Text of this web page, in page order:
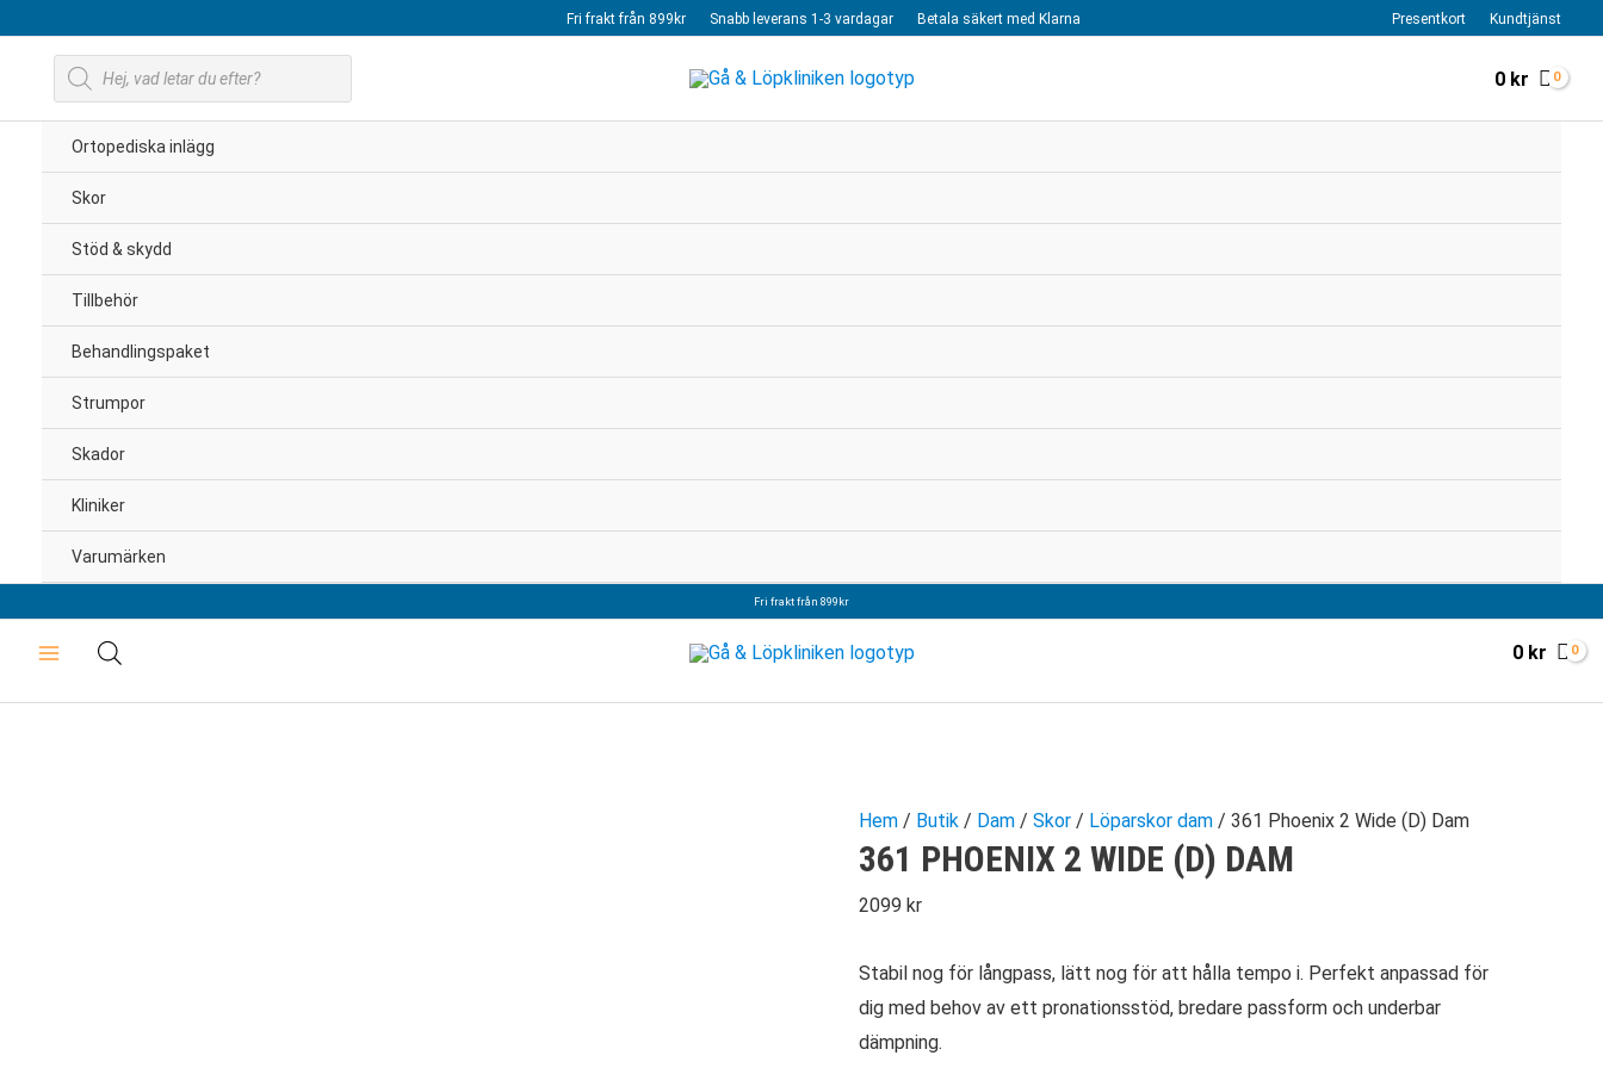
Fri frakt från 899kr Snabb leverans 1-3 vardagar Betala säkert med Klarna Presentkort Kundtjänst
Produktsökning
0 kr
Ortopediska inlägg
Skor
Stöd & skydd
Tillbehör
Behandlingspaket
Strumpor
Skador
Kliniker
Varumärken
Fri frakt från 899kr
0 kr
Hem / Butik / Dam / Skor / Löparskor dam / 361 Phoenix 2 Wide (D) Dam
361 PHOENIX 2 WIDE (D) DAM
2099 kr
Stabil nog för långpass, lätt nog för att hålla tempo i. Perfekt anpassad för
dig med behov av ett pronationsstöd, bredare passform och underbar
dämpning.